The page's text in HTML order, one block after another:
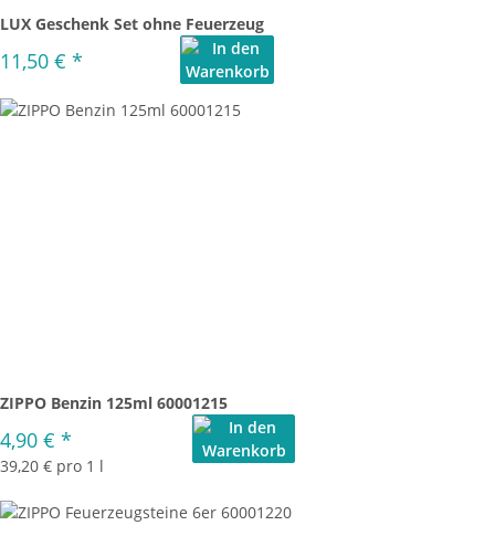
LUX Geschenk Set ohne Feuerzeug
11,50 € *
ZIPPO Benzin 125ml 60001215
4,90 € *
39,20 € pro 1 l